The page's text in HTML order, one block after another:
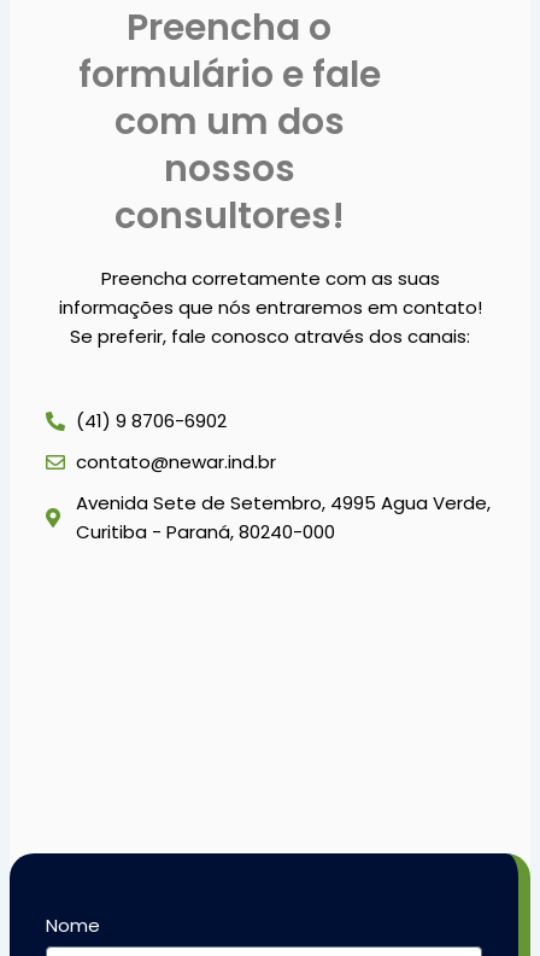
Preencha o
formulário e fale
com um dos
nossos
consultores!
Preencha corretamente com as suas
informações que nós entraremos em contato!
Se preferir, fale conosco através dos canais:
(41) 9 8706-6902
contato@newar.ind.br
Avenida Sete de Setembro, 4995 Agua Verde,
Curitiba - Paraná, 80240-000
Nome